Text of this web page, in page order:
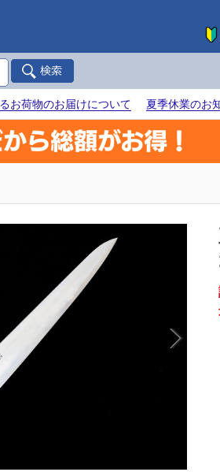
お荷物のお届けについて 夏季休業のお